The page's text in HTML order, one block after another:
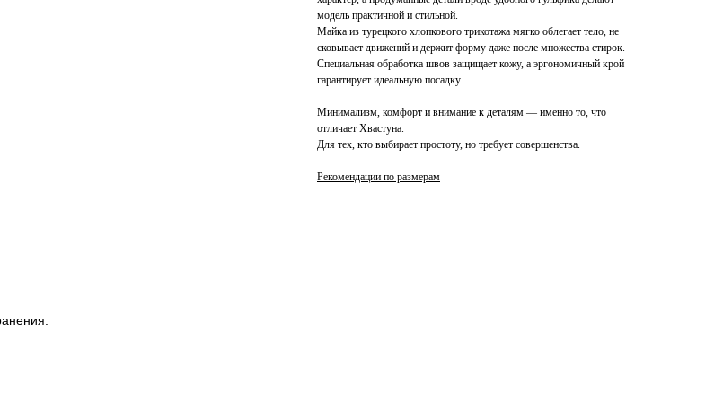
модель практичной и стильной.
Майка из турецкого хлопкового трикотажа мягко облегает тело, не
сковывает движений и держит форму даже после множества стирок.
Специальная обработка швов защищает кожу, а эргономичный крой
гарантирует идеальную посадку.
Минимализм, комфорт и внимание к деталям — именно то, что
отличает Хвастуна.
Для тех, кто выбирает простоту, но требует совершенства.
Рекомендации по размерам